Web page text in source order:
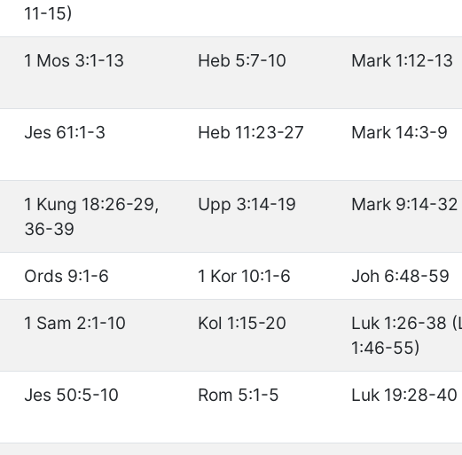
11-15)
1 Mos 3:1-13 Heb 5:7-10 Mark 1:12-13
Jes 61:1-3 Heb 11:23-27 Mark 14:3-9
1 Kung 18:26-29,
36-39
Upp 3:14-19 Mark 9:14-32
Ords 9:1-6 1 Kor 10:1-6 Joh 6:48-59
1 Sam 2:1-10 Kol 1:15-20
Luk 1:26-38
1:46-55)
Jes 50:5-10 Rom 5:1-5 Luk 19:28-40